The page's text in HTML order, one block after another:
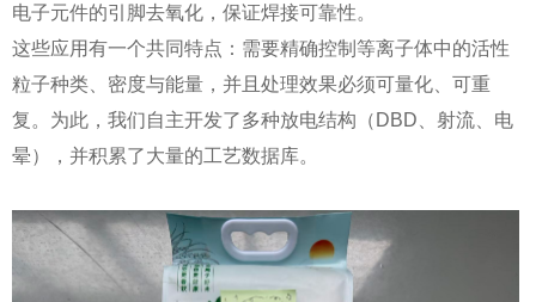
电子元件的引脚去氧化，保证焊接可靠性。
这些应用有一个共同特点：需要精确控制等离子体中的活性
粒子种类、密度与能量，并且处理效果必须可量化、可重
复。为此，我们自主开发了多种放电结构（DBD、射流、电
晕），并积累了大量的工艺数据库。